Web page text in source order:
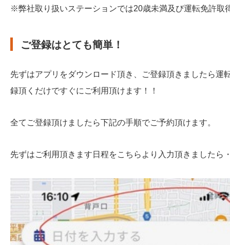
※弊社取り扱いステーションでは20歳未満及び運転免許取
ご登録はとても簡単！
先ずはアプリをダウンロード頂き、ご登録頂きましたら
録頂くだけですぐにご利用頂けます！！
全てご登録頂けましたら下記の手順でご予約頂けます。
先ずはご利用頂きます日程をこちらより入力頂きましたら